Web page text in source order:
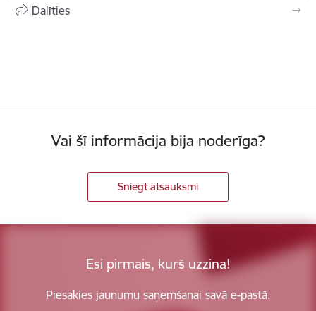
Dalīties
Vai šī informācija bija noderīga?
Sniegt atsauksmi
Esi pirmais, kurš uzzina!
Piesakies jaunumu saņemšanai savā e-pastā.